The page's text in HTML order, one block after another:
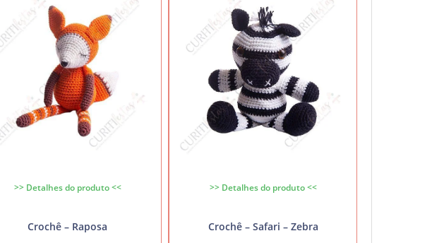
>> Detalhes do produto <<
Crochê – Raposa
>> Detalhes do produto <<
Crochê – Safari – Zebra